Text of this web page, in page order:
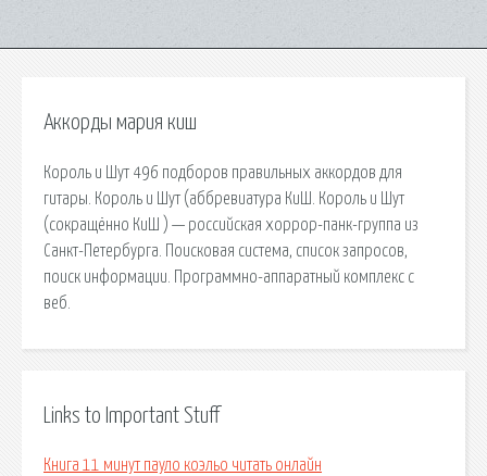
Аккорды мария киш
Король и Шут 496 подборов правильных аккордов для
гитары. Король и Шут (аббревиатура КиШ. Король и Шут
(сокращённо КиШ ) — российская хоррор-панк-группа из
Санкт-Петербурга. Поисковая сиcтема, список запросов,
поиск информации. Программно-аппаратный комплекс с
веб.
Links to Important Stuff
Книга 11 минут пауло коэльо читать онлайн